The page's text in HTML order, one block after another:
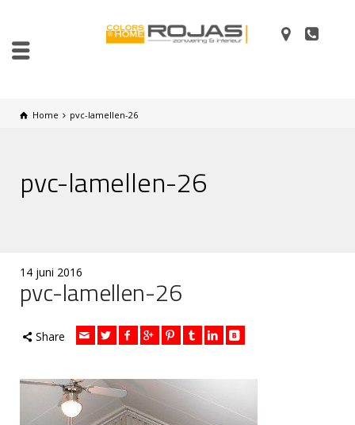
Home pvc-lamellen-26
pvc-lamellen-26
14 juni 2016
pvc-lamellen-26
Share